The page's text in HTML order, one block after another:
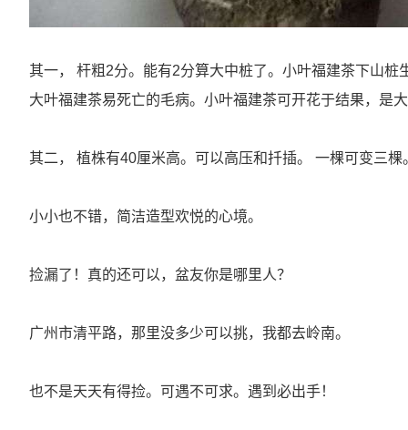
其一， 杆粗2分。能有2分算大中桩了。小叶福建茶下山
大叶福建茶易死亡的毛病。小叶福建茶可开花于结果，是
其二， 植株有40厘米高。可以高压和扦插。 一棵可变三
小小也不错，简洁造型欢悦的心境。
捡漏了！真的还可以，盆友你是哪里人？
广州市清平路，那里没多少可以挑，我都去岭南。
也不是天天有得捡。可遇不可求。遇到必出手！